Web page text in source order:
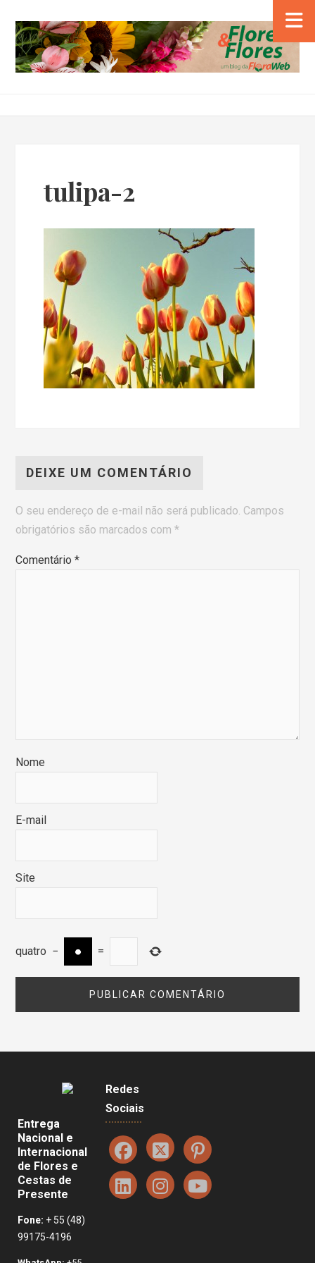
tulipa-2
DEIXE UM COMENTÁRIO
O seu endereço de e-mail não será publicado. Campos
obrigatórios são marcados com*
Comentário*
Nome
E-mail
Site
quatro − =
Entrega
Nacional e
Internacional
de Flores e
Cestas de
Presente
Fone: + 55 (48)
99175-4196
Redes
Sociais